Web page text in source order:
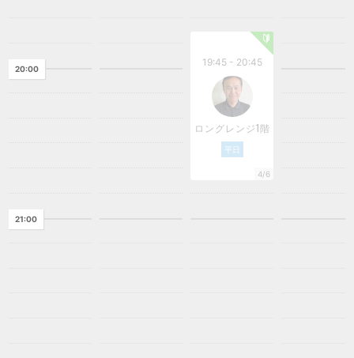
19:45 - 20:45
ロングレンジ1階
平日
4/6
20:00
21:00